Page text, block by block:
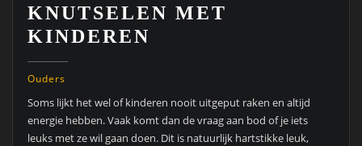
KNUTSELEN MET
KINDEREN
Ouders
Soms lijkt het wel of kinderen nooit uitgeput raken en altijd
energie hebben. Vaak komt dan de vraag aan bod of je iets
leuks met ze wil gaan doen. Dit is natuurlijk hartstikke leuk,